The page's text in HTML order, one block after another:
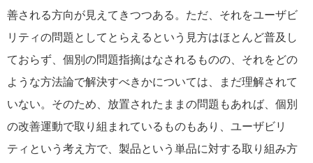
善される方向が見えてきつつある。ただ、それをユーザビ
リティの問題としてとらえるという見方はほとんど普及し
ておらず、個別の問題指摘はなされるものの、それをどの
ような方法論で解決すべきかについては、まだ理解されて
いない。そのため、放置されたままの問題もあれば、個別
の改善運動で取り組まれているものもあり、ユーザビリ
ティという考え方で、製品という単品に対する取り組み方